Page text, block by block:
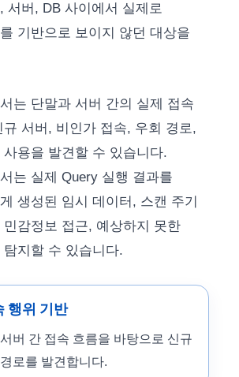
서버, DB 사이에서 실제로
기반으로 보이지 않던 대상을
는 단말과 서버 간의 실제 접속
규 서버, 비인가 접속, 우회 경로,
용을 발견할 수 있습니다.
는 실제 Query 실행 결과를
생성된 임시 데이터, 스캔 주기
감정보 접근, 예상하지 못한
지할 수 있습니다.
행위 기반
버 간 접속 흐름을 바탕으로 신규
로를 발견합니다.